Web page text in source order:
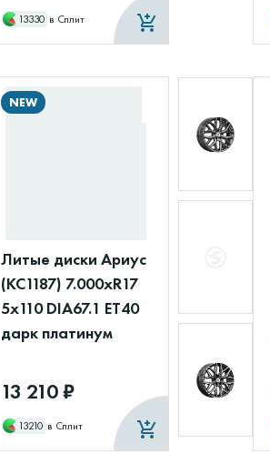
13330 в Сплит
NEW
Литые диски Ариус
(КС1187) 7.000xR17
5x110 DIA67.1 ET40
дарк платинум
13 210 ₽
13210 в Сплит